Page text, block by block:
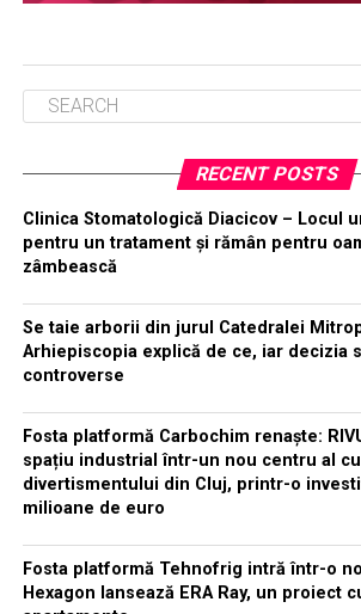
RECENT POSTS
Clinica Stomatologică Diacicov – Locul
pentru un tratament și rămân pentru
zâmbească
Se taie arborii din jurul Catedralei
Arhiepiscopia explică de ce, iar decizia
controverse
Fosta platformă Carbochim renaște:
spațiu industrial într-un nou centru al
divertismentului din Cluj, printr-o
milioane de euro
Fosta platformă Tehnofrig intră într-o
Hexagon lansează ERA Ray, un proiect